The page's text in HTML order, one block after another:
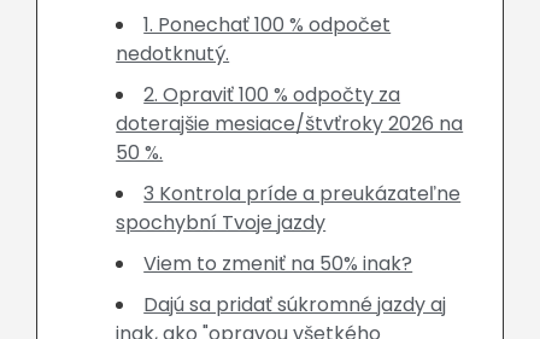
1. Ponechať 100 % odpočet
nedotknutý.
2. Opraviť 100 % odpočty za
doterajšie mesiace/štvťroky 2026 na
50 %.
3 Kontrola príde a preukázateľne
spochybní Tvoje jazdy
Viem to zmeniť na 50% inak?
Dajú sa pridať súkromné jazdy aj